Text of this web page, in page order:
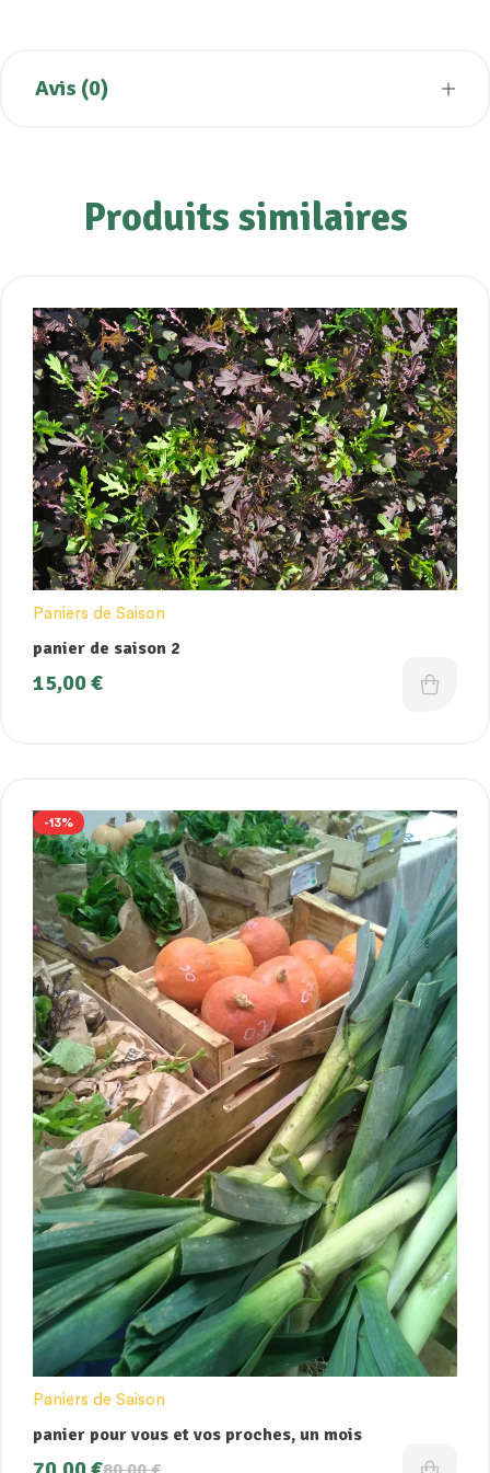
Avis (0)
Produits similaires
Paniers de Saison
panier de saison 2
15,00€
-13%
Paniers de Saison
panier pour vous et vos proches, un mois